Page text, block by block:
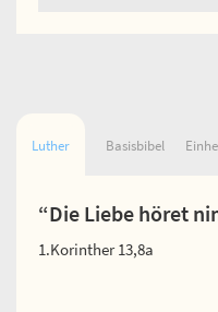
Luther Basisbibel
“Die Liebe höret
1.Korinther 13,8a